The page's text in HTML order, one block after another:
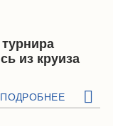
из круиза
ПОДРОБНЕЕ